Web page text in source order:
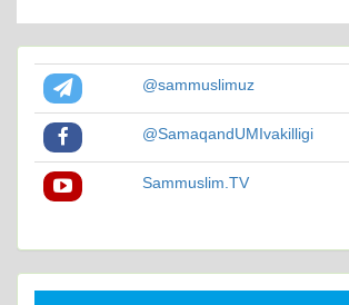
@sammuslimuz
@SamaqandUMIvakilligi
Sammuslim.TV